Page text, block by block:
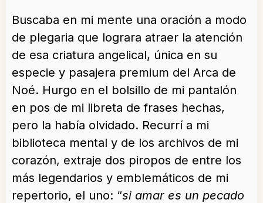
Buscaba en mi mente una oración a modo
de plegaria que lograra atraer la atención
de esa criatura angelical, única en su
especie y pasajera premium del Arca de
Noé. Hurgo en el bolsillo de mi pantalón
en pos de mi libreta de frases hechas,
pero la había olvidado. Recurrí a mi
biblioteca mental y de los archivos de mi
corazón, extraje dos piropos de entre los
más legendarios y emblemáticos de mi
repertorio, el uno: “si amar es un pecado